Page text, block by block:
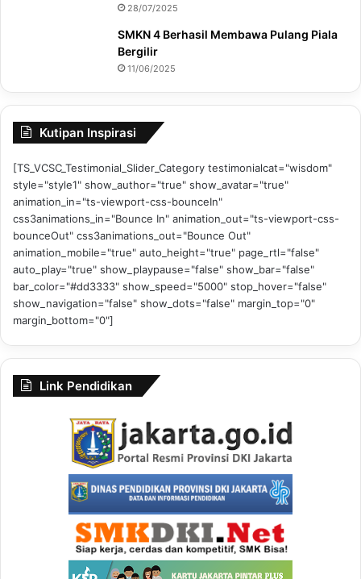
28/07/2025
SMKN 4 Berhasil Membawa Pulang Piala
Bergilir
11/06/2025
Kutipan Inspirasi
[TS_VCSC_Testimonial_Slider_Category testimonialcat="wisdom"
style="style1" show_author="true" show_avatar="true"
animation_in="ts-viewport-css-bounceIn"
css3animations_in="Bounce In" animation_out="ts-viewport-css-
bounceOut" css3animations_out="Bounce Out"
animation_mobile="true" auto_height="true" page_rtl="false"
auto_play="true" show_playpause="false" show_bar="false"
bar_color="#dd3333" show_speed="5000" stop_hover="false"
show_navigation="false" show_dots="false" margin_top="0"
margin_bottom="0"]
Link Pendidikan